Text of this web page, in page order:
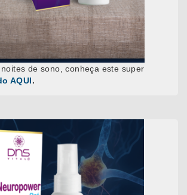
de sono, conheça este super
AQUI.